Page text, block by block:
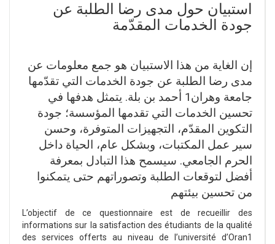
استبيان حول مدى رضا الطلبة عن
جودة الخدمات المقدّمة
إن الغاية من هذا الاستبيان هو جمع معلومات عن
مدى رضا الطلبة عن جودة الخدمات التي تقدّمها
جامعة وهران1 أحمد بن بلة. يتمثل هدفها في
تحسين الخدمات التي تقدمها المؤسسة؛ جودة
التكوين المقدّم، التجهيزات المتوفرة، وحسن
سير عمل المكتبات، وبشكل عام، الحياة داخل
الحرم الجامعي. سيسمح هذا التبادل بمعرفة
أفضل لتوقعات الطلبة وتصوراتهم حتى يتمكنوا
من تحسين بيئتهم
L’objectif de ce questionnaire est de recueillir des
informations sur la satisfaction des étudiants de la qualité
des services offerts au niveau de l’université d’Oran1